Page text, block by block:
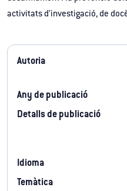
activitats d’investigació, de
Autoria
Any de publicació
Detalls de publicació
Idioma
Temàtica